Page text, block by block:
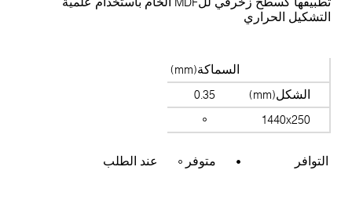
الحراري
السماكة(mm)
الشكل(mm)
1440x250
التوافر متوفر عند الطلب